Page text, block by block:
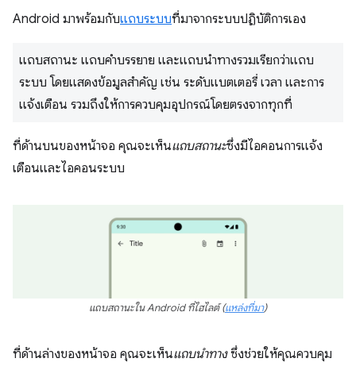
Android มาพร้อมกับแถบระบบที่มาจากระบบปฏิบัติการเอง
แถบสถานะ แถบคำบรรยาย และแถบนําทางรวมเรียกว่าแถบ
ระบบ โดยแสดงข้อมูลสำคัญ เช่น ระดับแบตเตอรี่ เวลา และการ
แจ้งเตือน รวมถึงให้การควบคุมอุปกรณ์โดยตรงจากทุกที่
ที่ด้านบนของหน้าจอ คุณจะเห็นแถบสถานะซึ่งมีไอคอนการแจ้ง
เตือนและไอคอนระบบ
แถบสถานะใน Android ที่ไฮไลต์(แหล่งที่มา)
ที่ด้านล่างของหน้าจอ คุณจะเห็นแถบนำทางซึ่งช่วยให้คุณควบคุม